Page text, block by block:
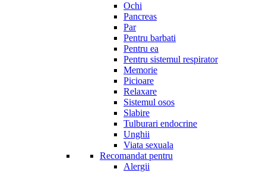
Ochi
Pancreas
Par
Pentru barbati
Pentru ea
Pentru sistemul respirator
Memorie
Picioare
Relaxare
Sistemul osos
Slabire
Tulburari endocrine
Unghii
Viata sexuala
Recomandat pentru
Alergii